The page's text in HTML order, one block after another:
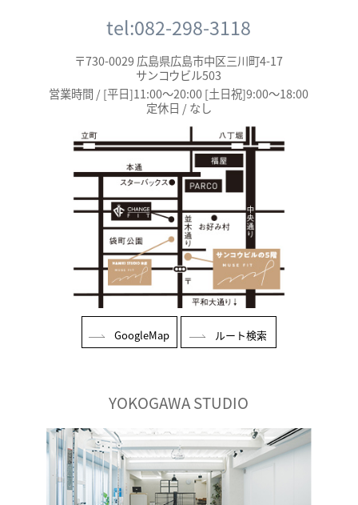
tel:082-298-3118
〒730-0029 広島県広島市中区三川町4-17
サンコウビル503
営業時間 / [平日]11:00～20:00 [土日祝]9:00～18:00
定休日 / なし
GoogleMap ルート検索
YOKOGAWA STUDIO